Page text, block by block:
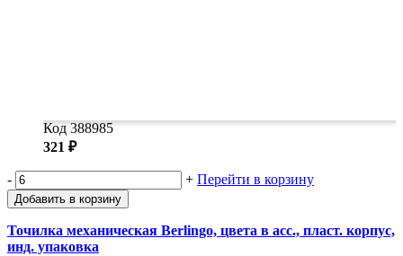
Код 388985
321 ₽
- + Перейти в корзину
Добавить в корзину
Точилка механическая Berlingo, цвета в асс., пласт. корпус,
инд. упаковка